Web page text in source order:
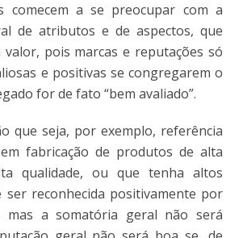
comecem a se preocupar com a
de atributos e de aspectos, que
pois marcas e reputações só
e positivas se congregarem o
for de fato “bem avaliado”.
que seja, por exemplo, referência
fabricação de produtos de alta
qualidade, ou que tenha altos
ser reconhecida positivamente por
mas a somatória geral não será